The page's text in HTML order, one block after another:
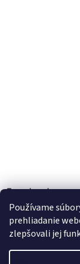
Používame
prehliadanie
zlepšovali jej
Facebook